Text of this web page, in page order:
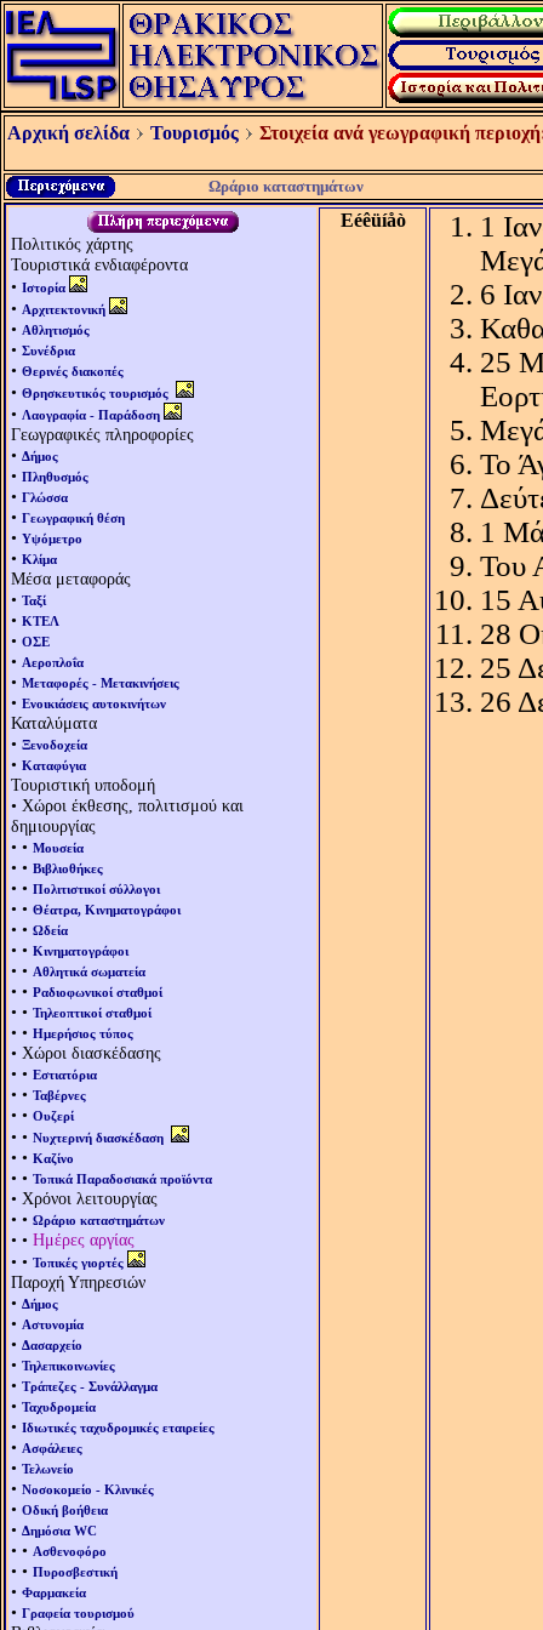
Αρχική σελίδα Τουρισμός Στοιχεία ανά γεωγραφική
Ωράριο καταστημάτων
Πολιτικός χάρτης
Τουριστικά ενδιαφέροντα
• Ιστορία
• Αρχιτεκτονική
• Αθλητισμός
• Συνέδρια
• Θερινές διακοπές
• Θρησκευτικός τουρισμός
• Λαογραφία - Παράδοση
Γεωγραφικές πληροφορίες
• Δήμος
• Πληθυσμός
• Γλώσσα
• Γεωγραφική θέση
• Υψόμετρο
• Κλίμα
Μέσα μεταφοράς
• Ταξί
• ΚΤΕΛ
• ΟΣΕ
• Αεροπλοΐα
• Μεταφορές - Μετακινήσεις
• Ενοικιάσεις αυτοκινήτων
Καταλύματα
• Ξενοδοχεία
• Καταφύγια
Τουριστική υποδομή
• Χώροι έκθεσης, πολιτισμού και
δημιουργίας
• • Μουσεία
• • Βιβλιοθήκες
• • Πολιτιστικοί σύλλογοι
• • Θέατρα, Κινηματογράφοι
• • Ωδεία
• • Κινηματογράφοι
• • Αθλητικά σωματεία
• • Ραδιοφωνικοί σταθμοί
• • Τηλεοπτικοί σταθμοί
• • Ημερήσιος τύπος
• Χώροι διασκέδασης
• • Εστιατόρια
• • Ταβέρνες
• • Ουζερί
• • Νυχτερινή διασκέδαση
• • Καζίνο
• • Τοπικά Παραδοσιακά προϊόντα
• Χρόνοι λειτουργίας
• • Ωράριο καταστημάτων
• • Ημέρες αργίας
• • Τοπικές γιορτές
Παροχή Υπηρεσιών
• Δήμος
• Αστυνομία
• Δασαρχείο
• Τηλεπικοινωνίες
• Τράπεζες - Συνάλλαγμα
• Ταχυδρομεία
• Ιδιωτικές ταχυδρομικές εταιρείες
• Ασφάλειες
• Τελωνείο
• Νοσοκομείο - Κλινικές
• Οδική βοήθεια
• Δημόσια WC
• • Ασθενοφόρο
• • Πυροσβεστική
• Φαρμακεία
• Γραφεία τουρισμού
Eéêüíåò
1
6
25
Το
1
Του
15
28
25
26